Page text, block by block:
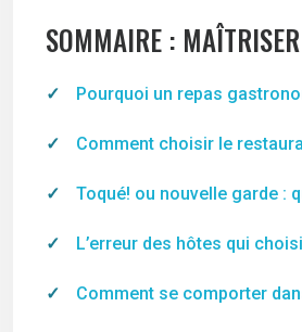
SOMMAIRE : MAÎTRISER
Pourquoi un repas
Comment choisir le
Toqué! ou nouvelle garde :
L’erreur des hôtes qui
Comment se comporter